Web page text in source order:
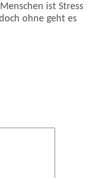
ist Stress
ohne geht es